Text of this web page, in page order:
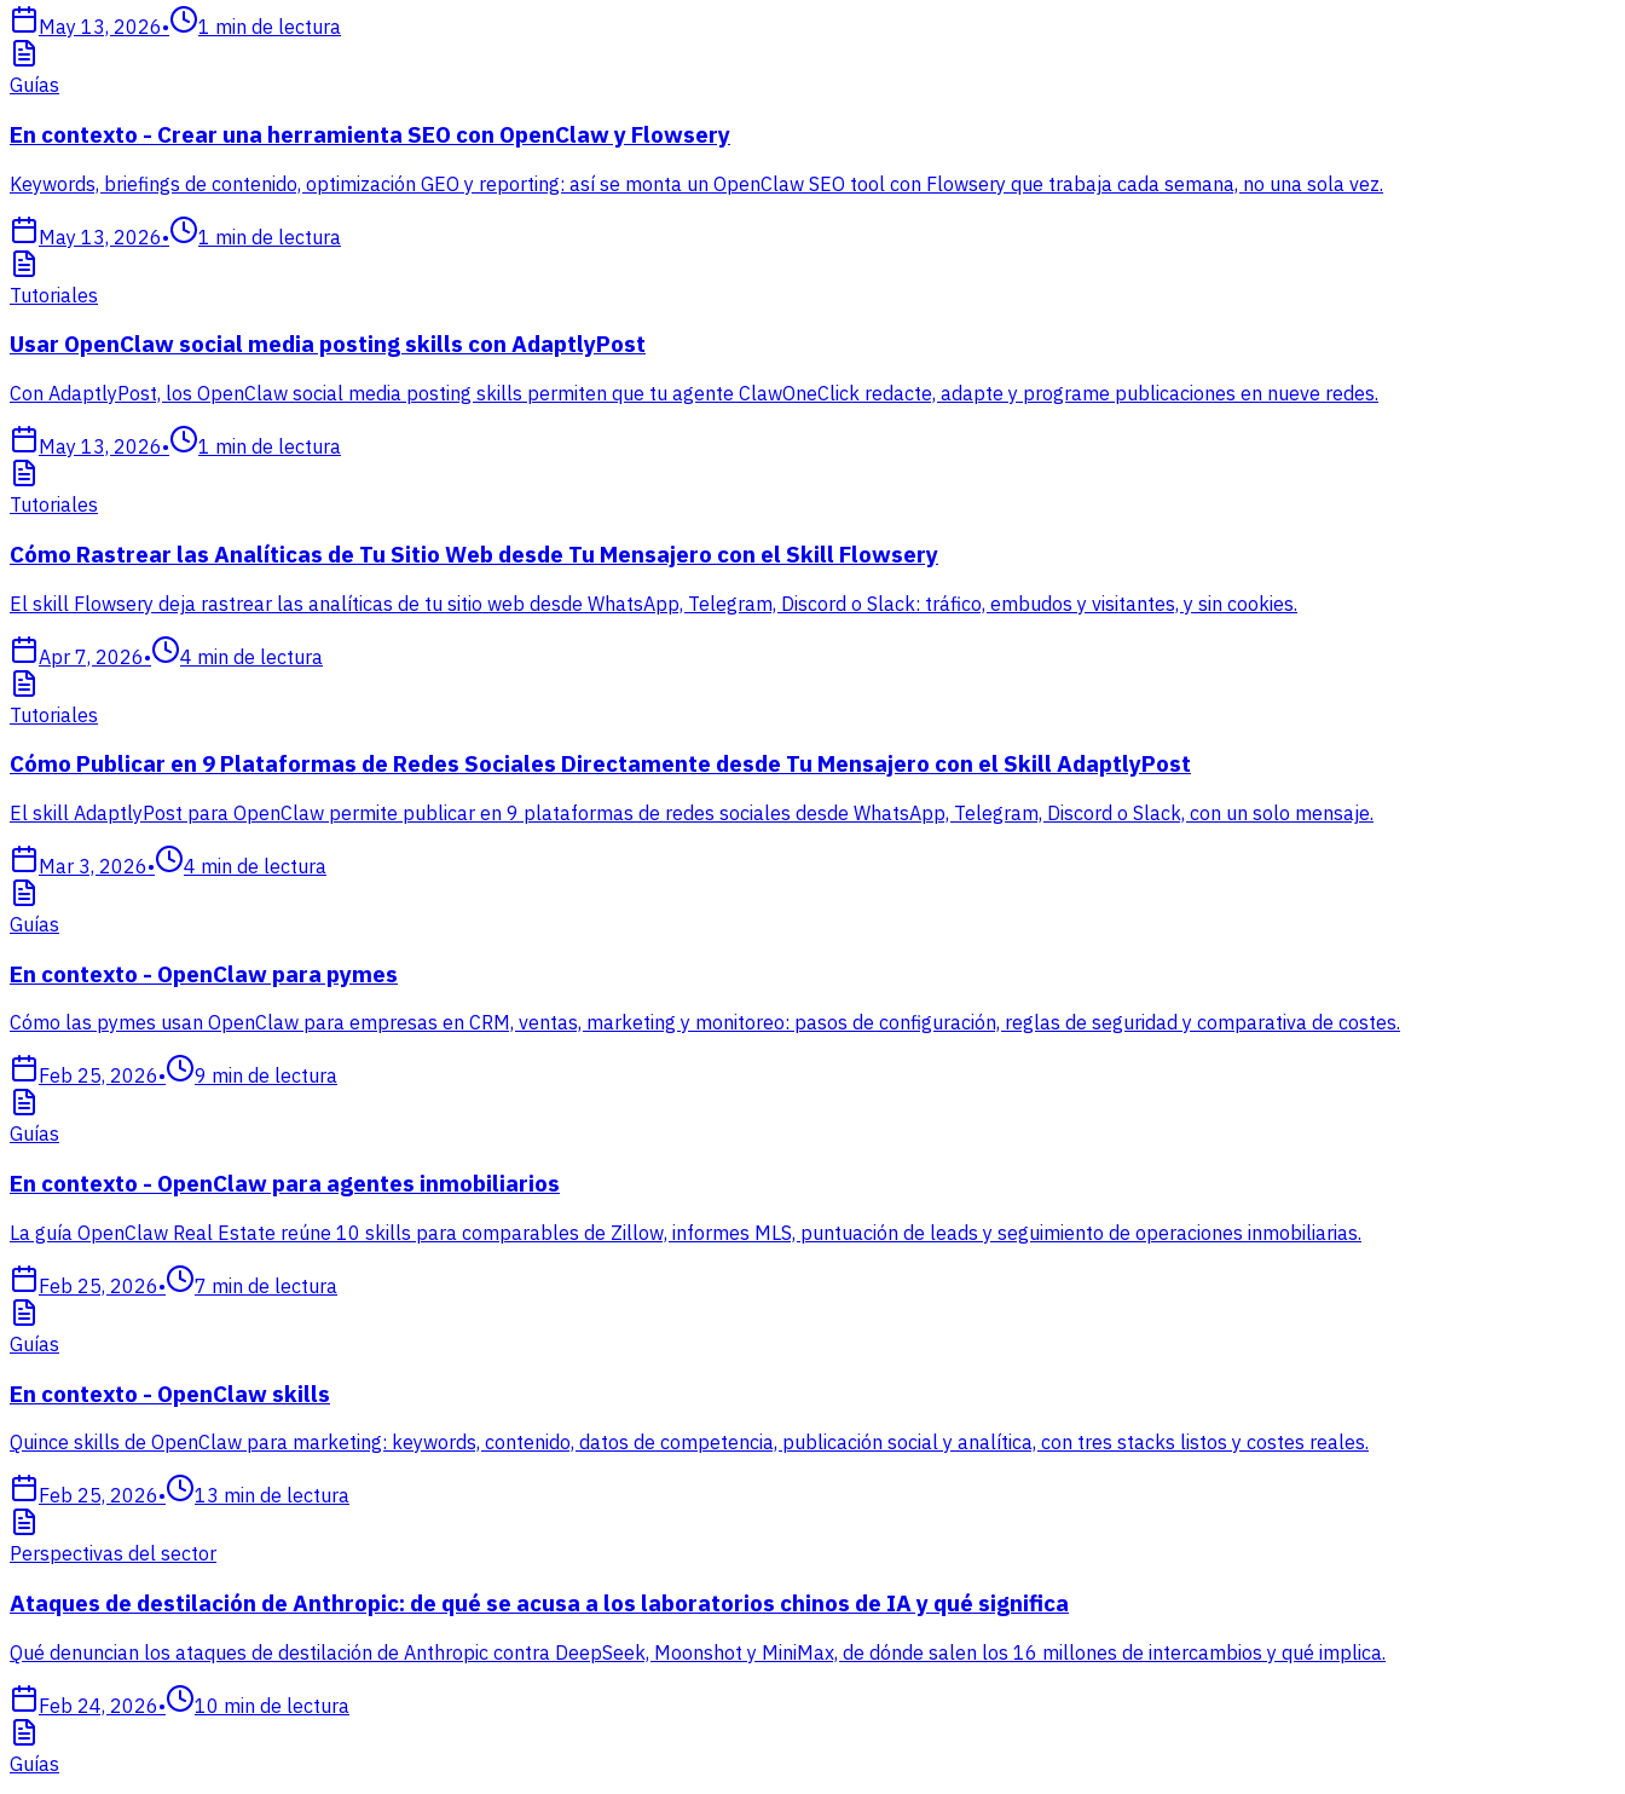
May 13, 2026• 1 min de lectura
Guías
En contexto - Crear una herramienta SEO con OpenClaw y Flowsery
Keywords, briefings de contenido, optimización GEO y reporting: así se monta un OpenClaw SEO tool con Flowsery que trabaja cada semana, no una sola vez.
May 13, 2026• 1 min de lectura
Tutoriales
Usar OpenClaw social media posting skills con AdaptlyPost
Con AdaptlyPost, los OpenClaw social media posting skills permiten que tu agente ClawOneClick redacte, adapte y programe publicaciones en nueve redes.
May 13, 2026• 1 min de lectura
Tutoriales
Cómo Rastrear las Analíticas de Tu Sitio Web desde Tu Mensajero con el Skill Flowsery
El skill Flowsery deja rastrear las analíticas de tu sitio web desde WhatsApp, Telegram, Discord o Slack: tráfico, embudos y visitantes, y sin cookies.
Apr 7, 2026• 4 min de lectura
Tutoriales
Cómo Publicar en 9 Plataformas de Redes Sociales Directamente desde Tu Mensajero con el Skill AdaptlyPost
El skill AdaptlyPost para OpenClaw permite publicar en 9 plataformas de redes sociales desde WhatsApp, Telegram, Discord o Slack, con un solo mensaje.
Mar 3, 2026• 4 min de lectura
Guías
En contexto - OpenClaw para pymes
Cómo las pymes usan OpenClaw para empresas en CRM, ventas, marketing y monitoreo: pasos de configuración, reglas de seguridad y comparativa de costes.
Feb 25, 2026• 9 min de lectura
Guías
En contexto - OpenClaw para agentes inmobiliarios
La guía OpenClaw Real Estate reúne 10 skills para comparables de Zillow, informes MLS, puntuación de leads y seguimiento de operaciones inmobiliarias.
Feb 25, 2026• 7 min de lectura
Guías
En contexto - OpenClaw skills
Quince skills de OpenClaw para marketing: keywords, contenido, datos de competencia, publicación social y analítica, con tres stacks listos y costes reales.
Feb 25, 2026• 13 min de lectura
Perspectivas del sector
Ataques de destilación de Anthropic: de qué se acusa a los laboratorios chinos de IA y qué significa
Qué denuncian los ataques de destilación de Anthropic contra DeepSeek, Moonshot y MiniMax, de dónde salen los 16 millones de intercambios y qué implica.
Feb 24, 2026• 10 min de lectura
Guías